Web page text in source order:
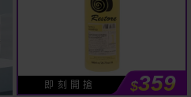
即 刻 開 搶 $359